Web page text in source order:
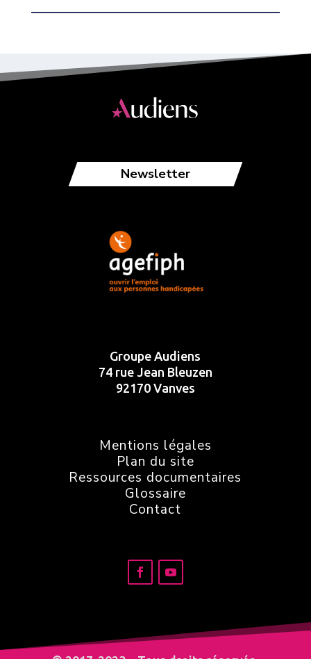
Newsletter
Groupe Audiens
74 rue Jean Bleuzen
92170 Vanves
Mentions légales
Plan du site
Ressources documentaires
Glossaire
Contact